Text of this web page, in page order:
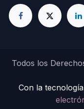
Todos los
Con la